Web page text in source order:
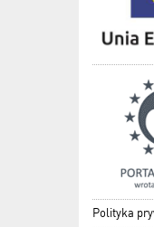
Polityka